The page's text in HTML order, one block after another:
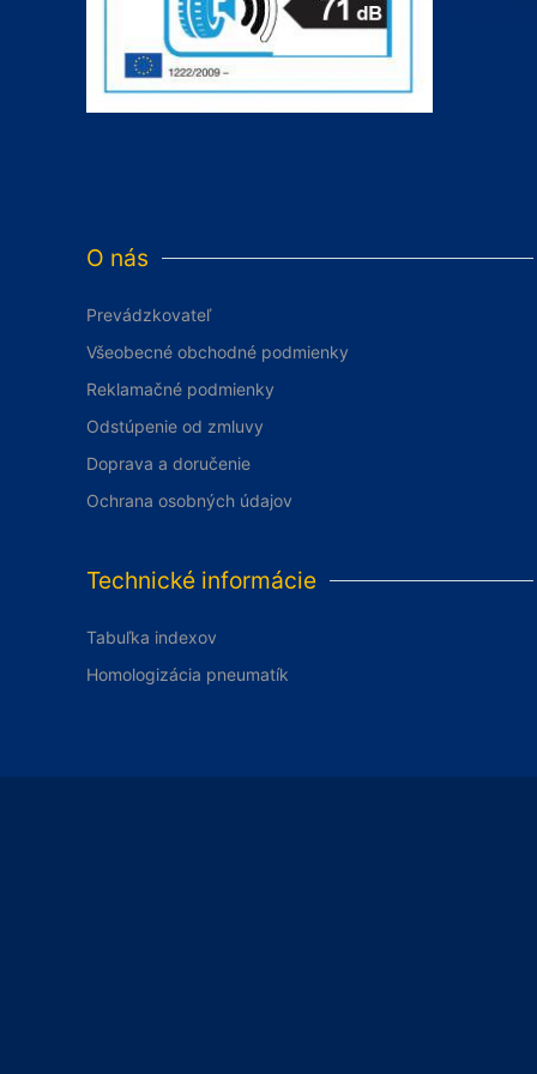
O nás
Prevádzkovateľ
Všeobecné obchodné podmienky
Reklamačné podmienky
Odstúpenie od zmluvy
Doprava a doručenie
Ochrana osobných údajov
Technické informácie
Tabuľka indexov
Homologizácia pneumatík